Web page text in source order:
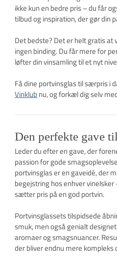
ikke kun en bedre pris – du får
tilbud og inspiration, der gør din
Det bedste? Det er helt gratis
ingen binding. Du får mere for
løfter din vinsamling til et nyt
Få dine portvinsglas til særpris i
Vinklub nu, og forkæl dig selv
Den perfekte gave
Leder du efter en gave, der
passion for gode
portvinsglas er en gaveidé, der
begejstring hos enhver
sætter pris på en god portvin.
Portvinsglassets tilspidsede
smuk, men også genialt
aromaer og smagsnuancer.
der bliver endnu mere kompleks